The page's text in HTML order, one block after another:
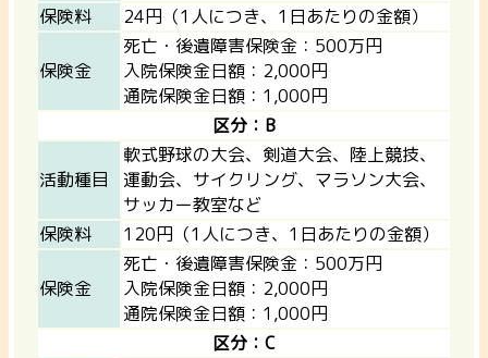
保険料
24円（1人につき、1日あたりの金額）
保険金
死亡・後遺障害保険金：500万円
入院保険金日額：2,000円
通院保険金日額：1,000円
区分：B
活動種目
軟式野球の大会、剣道大会、陸上競技、
運動会、サイクリング、マラソン大会、
サッカー教室など
保険料
120円（1人につき、1日あたりの金額）
保険金
死亡・後遺障害保険金：500万円
入院保険金日額：2,000円
通院保険金日額：1,000円
区分：C